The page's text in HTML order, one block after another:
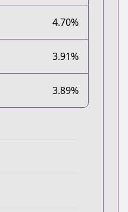
4.70%
3.91%
3.89%